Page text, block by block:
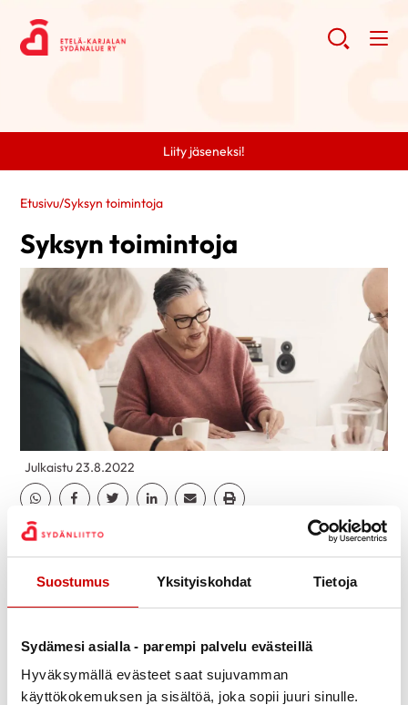
Suostumus Yksityiskohdat Tietoja
Sydämesi asialla - parempi palvelu evästeillä
Hyväksymällä evästeet saat sujuvamman
käyttökokemuksen ja sisältöä, joka sopii juuri sinulle.
Liity jäseneksi!
Etusivu/Syksyn toimintoja
Syksyn toimintoja
Julkaistu 23.8.2022
Jaa Whatsapp
Jaa Facebook
Jaa TwitterJaa Linkedin
Jaa EmailJaa Print
Syyskausi alkaa mukavan ja monipuolisen toiminnan
ollut Etelä-Saimaassa ja Uutisvuoksessa. Ilmoituksen
sanomissa ja Parikkala-Rautjärven sanomissa.
Samat tiedot löytyvät myös kotisivuilta
tapahtumakalenterista. Kannattaa tutustua